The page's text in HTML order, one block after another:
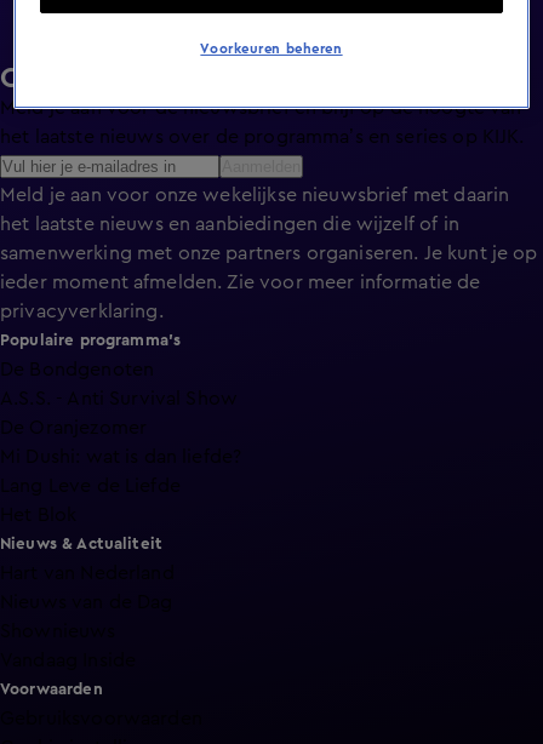
Ontvang de KIJK-nieuwsbrief
Meld je aan voor de nieuwsbrief en blijf op de hoogte van
het laatste nieuws over de programma’s en series op KIJK.
Meld je aan voor onze wekelijkse nieuwsbrief met daarin
het laatste nieuws en aanbiedingen die wijzelf of in
samenwerking met onze partners organiseren. Je kunt je op
ieder moment afmelden. Zie voor meer informatie de
privacyverklaring.
Populaire programma's
De Bondgenoten
A.S.S. - Anti Survival Show
De Oranjezomer
Mi Dushi: wat is dan liefde?
Lang Leve de Liefde
Het Blok
Nieuws & Actualiteit
Voorwaarden
Voorkeuren beheren